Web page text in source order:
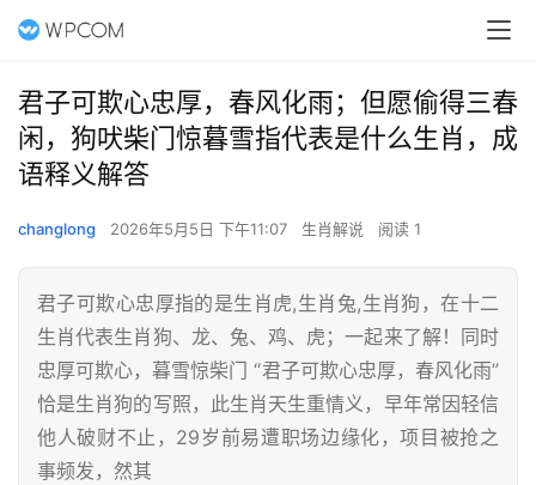
君子可欺心忠厚，春风化雨；但愿偷得三春
闲，狗吠柴门惊暮雪指代表是什么生肖，成
语释义解答
changlong 2026年5月5日 下午11:07 生肖解说 阅读 1
君子可欺心忠厚指的是生肖虎,生肖兔,生肖狗，在十二
生肖代表生肖狗、龙、兔、鸡、虎；一起来了解！同时
忠厚可欺心，暮雪惊柴门 “君子可欺心忠厚，春风化雨”
恰是生肖狗的写照，此生肖天生重情义，早年常因轻信
他人破财不止，29岁前易遭职场边缘化，项目被抢之
事频发，然其